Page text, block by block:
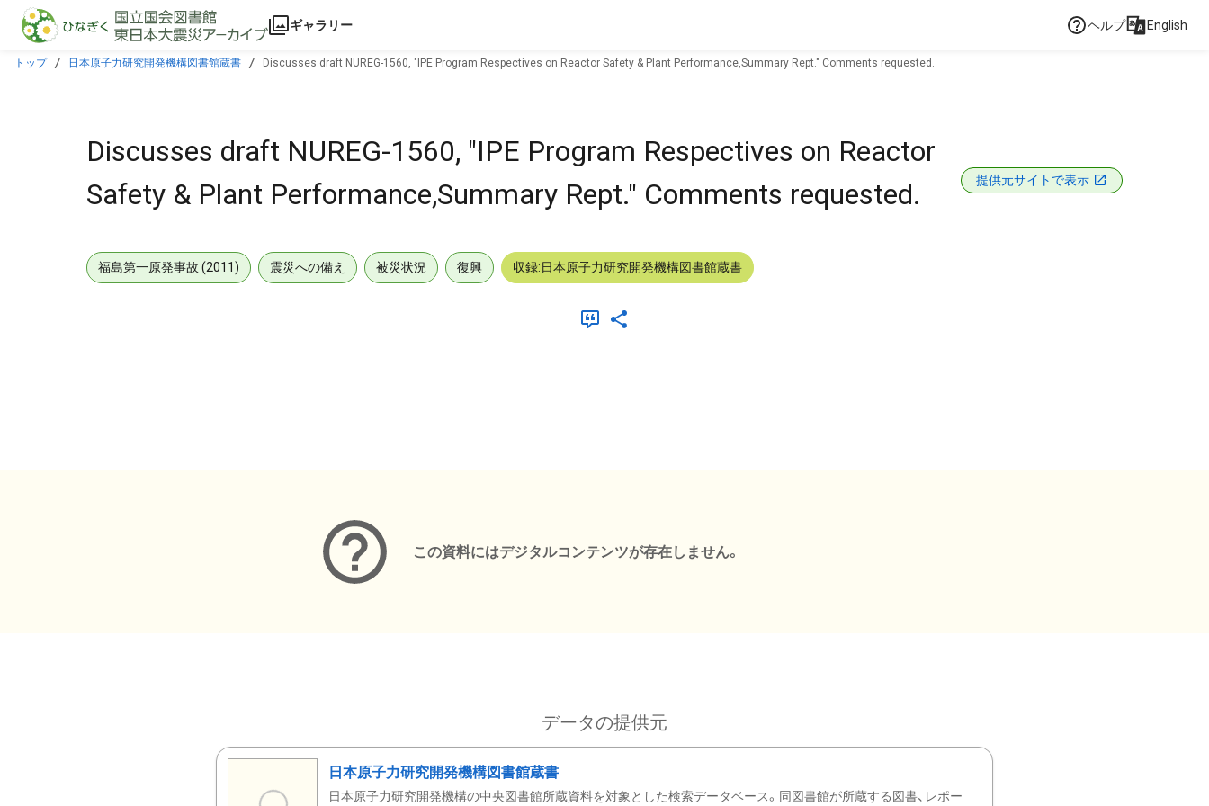
本文に飛ぶ
ギャラリー ヘルプ English
トップ 日本原子力研究開発機構図書館蔵書 Discusses draft NUREG-1560, "IPE Program Respectives on Reactor Safety & Plant Performance,Summary Rept." Comments requested.
Discusses draft NUREG-1560, "IPE Program Respectives on Reactor
Safety & Plant Performance,Summary Rept." Comments requested.
提供元サイトで表示
福島第一原発事故 (2011) 震災への備え 被災状況 復興 収録:日本原子力研究開発機構図書館蔵書
この資料にはデジタルコンテンツが存在しません。
データの提供元
日本原子力研究開発機構図書館蔵書
日本原子力研究開発機構の中央図書館所蔵資料を対象とした検索データベース。同図書館が所蔵する図書、レポー